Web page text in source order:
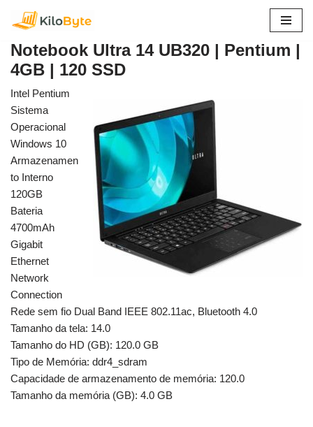
para
o
conteúdo
Notebook Ultra 14 UB320 | Pentium |
4GB | 120 SSD
Intel Pentium
Sistema
Operacional
Windows 10
Armazenamen
to Interno
120GB
Bateria
4700mAh
Gigabit
Ethernet
Network
Connection
Rede sem fio Dual Band IEEE 802.11ac, Bluetooth 4.0
Tamanho da tela: 14.0
Tamanho do HD (GB): 120.0 GB
Tipo de Memória: ddr4_sdram
Capacidade de armazenamento de memória: 120.0
Tamanho da memória (GB): 4.0 GB